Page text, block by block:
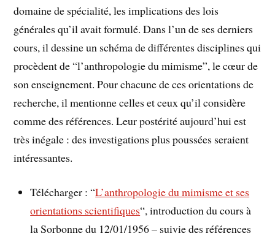
domaine de spécialité, les implications des lois
générales qu’il avait formulé. Dans l’un de ses derniers
cours, il dessine un schéma de différentes disciplines qui
procèdent de “l’anthropologie du mimisme”, le cœur de
son enseignement. Pour chacune de ces orientations de
recherche, il mentionne celles et ceux qu’il considère
comme des références. Leur postérité aujourd’hui est
très inégale : des investigations plus poussées seraient
intéressantes.
Télécharger : “L’anthropologie du mimisme et ses
orientations scientifiques“, introduction du cours à
la Sorbonne du 12/01/1956 – suivie des références